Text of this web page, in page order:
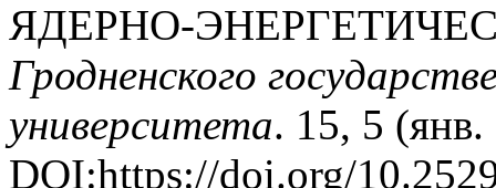
ЯДЕРНО-
Гродненского
университета. 15, 5
DOI:https://doi.org/